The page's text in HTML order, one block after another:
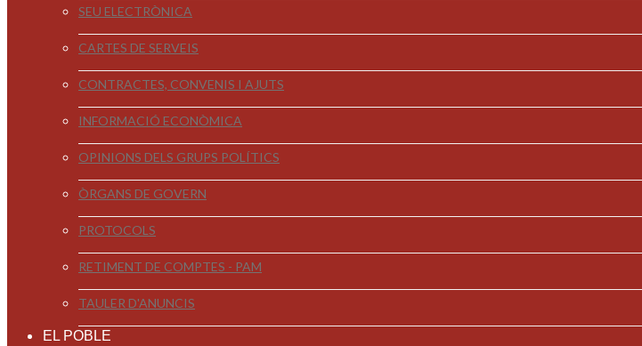
SEU ELECTRÒNICA
CARTES DE SERVEIS
CONTRACTES, CONVENIS I AJUTS
INFORMACIÓ ECONÒMICA
OPINIONS DELS GRUPS POLÍTICS
ÒRGANS DE GOVERN
PROTOCOLS
RETIMENT DE COMPTES - PAM
TAULER D'ANUNCIS
EL POBLE